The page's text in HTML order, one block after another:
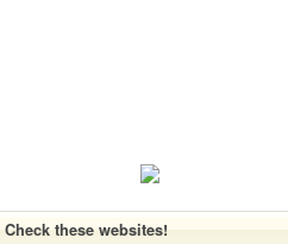
Check these websites!